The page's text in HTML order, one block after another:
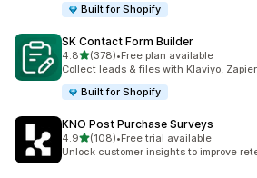
Built for Shopify
SK Contact Form Builder
4.8별 5개 중
(378)
총 리뷰 378개
•Free plan available
Collect leads & files with Klaviyo,
Built for Shopify
KNO Post Purchase Surveys
4.9별 5개 중
(108)
총 리뷰 108개
•Free trial available
Unlock customer insights to improve